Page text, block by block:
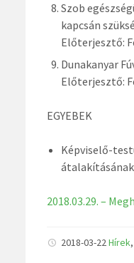
Szob
kapcsán
Előterjesztő:
Dunakanyar
Előterjesztő:
EGYEBEK
Képviselő-
2018.03.29. –
2018-03-22Hírek